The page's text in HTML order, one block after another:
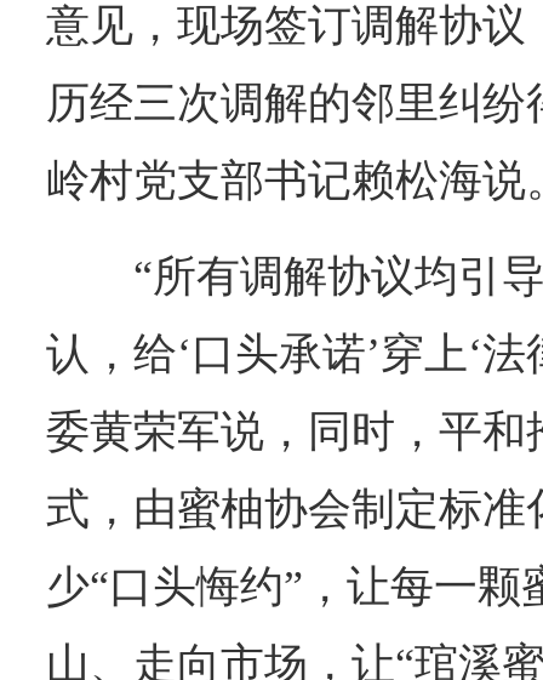
意见，现场签订调解协
历经三次调解的邻里纠纷
岭村党支部书记赖松海说
“所有调解协议均引
认，给‘口头承诺’穿上‘
委黄荣军说，同时，平和
式，由蜜柚协会制定标
少“口头悔约”，让每一
山、走向市场，让“琯溪